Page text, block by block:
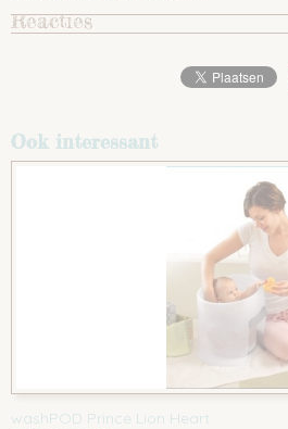
Reacties
Ook interessant
washPOD Prince Lion Heart